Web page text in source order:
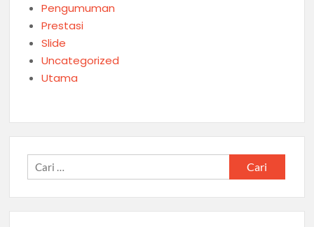
Pengumuman
Prestasi
Slide
Uncategorized
Utama
Cari
untuk: